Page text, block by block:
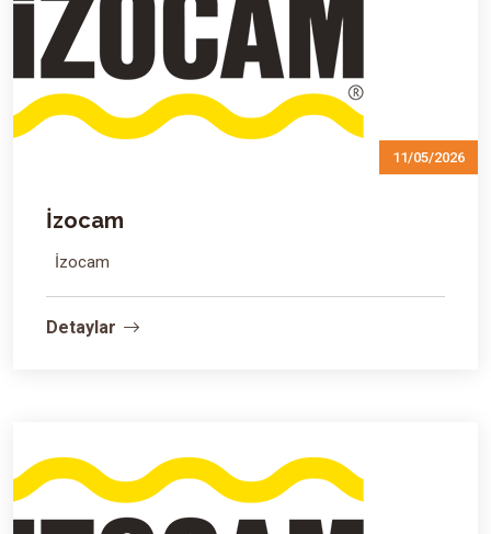
11/05/2026
İzocam
İzocam
Detaylar